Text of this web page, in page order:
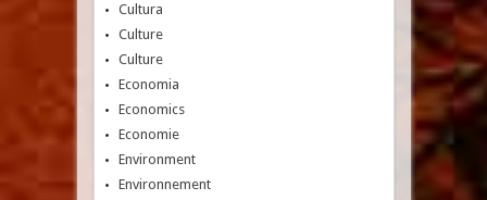
Cultura
Culture
Culture
Economia
Economics
Economie
Environment
Environnement